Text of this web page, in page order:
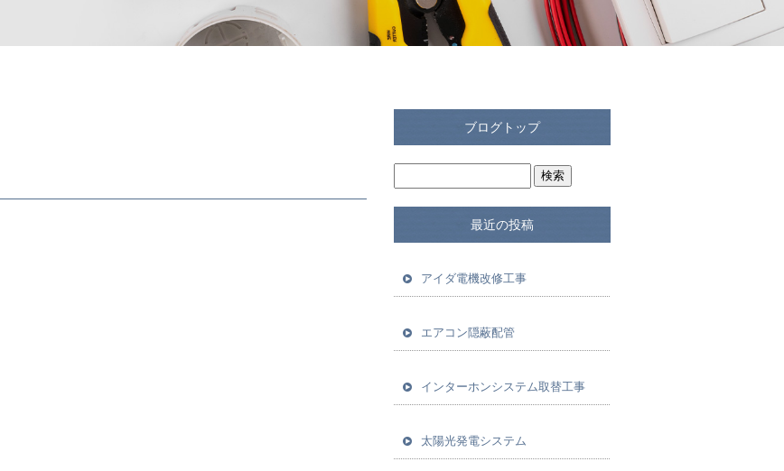
ブログトップ
最近の投稿
アイダ電機改修工事
エアコン隠蔽配管
インターホンシステム取替工事
太陽光発電システム